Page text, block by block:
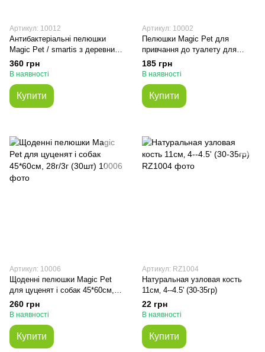
Артикул: 10012
Антибактеріальні пелюшки
Magic Pet / smartis з деревним
вугіллям для собак та цуценят
45*60см, 28г/3г(30 шт)
360 грн
В наявності
Купити
Артикул: 10002
Пелюшки Magic Pet для
привчання до туалету для
собак та цуценят 60*60см,
38г/4г (10шт)
185 грн
В наявності
Купити
Артикул: 10006
Щоденні пелюшки Magic Pet
для цуценят і собак 45*60см,
28г/3г (30шт)
260 грн
В наявності
Купити
Артикул: RZ1004
Натуральная узловая кость
11см‚ 4--4.5' (30-35гр)
22 грн
В наявності
Купити